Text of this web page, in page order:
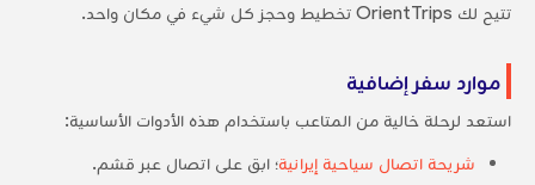
تتيح لك OrientTrips تخطيط وحجز كل شيء في مكان واحد.
موارد سفر إضافية
استعد لرحلة خالية من المتاعب باستخدام هذه الأدوات الأساسية:
شريحة اتصال سياحية إيرانية؛ ابق على اتصال عبر قشم.